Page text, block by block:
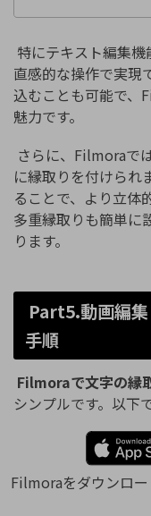
特にテキスト編集
直感的な操作で実現
込むことも可能で、
魅力です。
さらに、Filmoraで
に縁取りを付けられ
ることで、より立体
多重縁取りも簡単に
ります。
Part5.動画編
手順
Filmoraで文字の縁
シンプルです。以下
Filmoraをダウンロ